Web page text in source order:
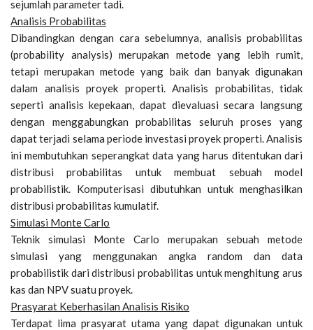
sejumlah parameter tadi.
Analisis Probabilitas
Dibandingkan dengan cara sebelumnya, analisis probabilitas
(probability analysis) merupakan metode yang lebih rumit,
tetapi merupakan metode yang baik dan banyak digunakan
dalam analisis proyek properti. Analisis probabilitas, tidak
seperti analisis kepekaan, dapat dievaluasi secara langsung
dengan menggabungkan probabilitas seluruh proses yang
dapat terjadi selama periode investasi proyek properti. Analisis
ini membutuhkan seperangkat data yang harus ditentukan dari
distribusi probabilitas untuk membuat sebuah model
probabilistik. Komputerisasi dibutuhkan untuk menghasilkan
distribusi probabilitas kumulatif.
Simulasi Monte Carlo
Teknik simulasi Monte Carlo merupakan sebuah metode
simulasi yang menggunakan angka random dan data
probabilistik dari distribusi probabilitas untuk menghitung arus
kas dan NPV suatu proyek.
Prasyarat Keberhasilan Analisis Risiko
Terdapat lima prasyarat utama yang dapat digunakan untuk